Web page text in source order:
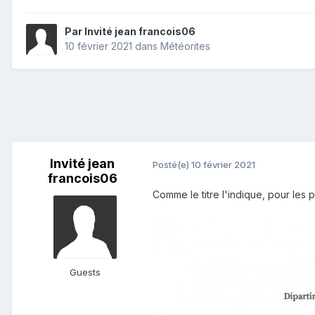
Par Invité jean francois06
10 février 2021 dans Météorites
Invité jean
francois06
Guests
Posté(e) 10 février 2021
Comme le titre l'indique, pour les